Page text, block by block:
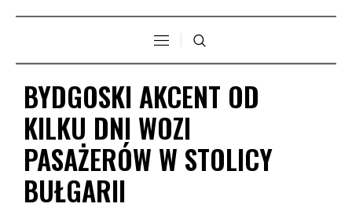
BYDGOSKI AKCENT OD
KILKU DNI WOZI
PASAŻERÓW W STOLICY
BUŁGARII